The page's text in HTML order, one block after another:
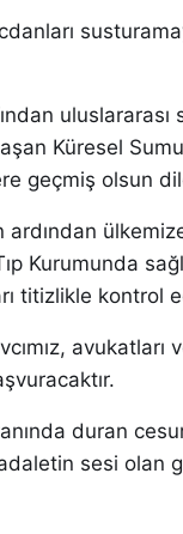
uluslararası
Küresel
geçmiş olsun
ardından
Kurumunda
titizlikle kontrol
avukatları
duran
sesi olan